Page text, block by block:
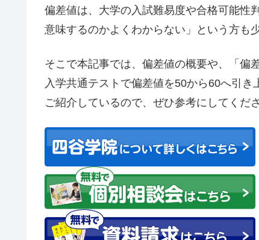
偏差値は、大学の入試難易度や合格可能性
意味するのかよくわからない」という方も
そこで本記事では、偏差値の概要や、「偏
入学共通テストで偏差値を50から60へ引
ご紹介しているので、ぜひ参考にしてくださ